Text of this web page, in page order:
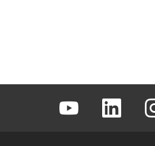
Youtube Linkedin